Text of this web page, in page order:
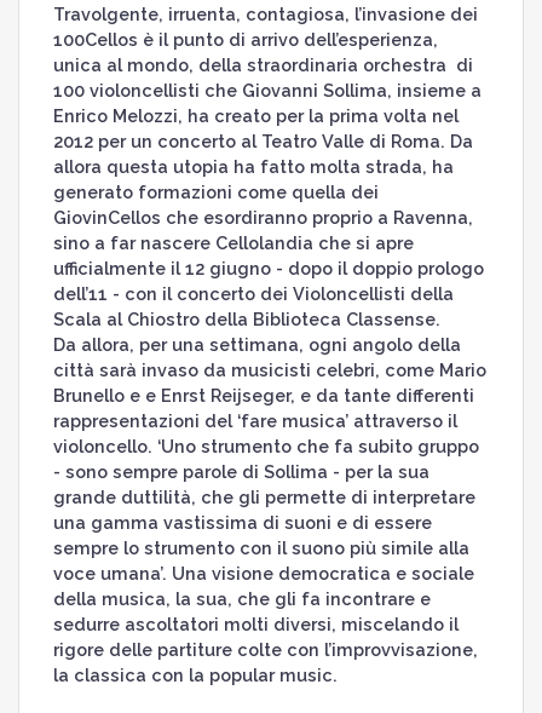
Travolgente, irruenta, contagiosa, l’invasione dei
100Cellos è il punto di arrivo dell’esperienza,
unica al mondo, della straordinaria orchestra di
100 violoncellisti che Giovanni Sollima, insieme a
Enrico Melozzi, ha creato per la prima volta nel
2012 per un concerto al Teatro Valle di Roma. Da
allora questa utopia ha fatto molta strada, ha
generato formazioni come quella dei
GiovinCellos che esordiranno proprio a Ravenna,
sino a far nascere Cellolandia che si apre
ufficialmente il 12 giugno - dopo il doppio prologo
dell’11 - con il concerto dei Violoncellisti della
Scala al Chiostro della Biblioteca Classense.
Da allora, per una settimana, ogni angolo della
città sarà invaso da musicisti celebri, come Mario
Brunello e e Enrst Reijseger, e da tante differenti
rappresentazioni del ‘fare musica’ attraverso il
violoncello. ‘Uno strumento che fa subito gruppo
- sono sempre parole di Sollima - per la sua
grande duttilità, che gli permette di interpretare
una gamma vastissima di suoni e di essere
sempre lo strumento con il suono più simile alla
voce umana’. Una visione democratica e sociale
della musica, la sua, che gli fa incontrare e
sedurre ascoltatori molti diversi, miscelando il
rigore delle partiture colte con l’improvvisazione,
la classica con la popular music.